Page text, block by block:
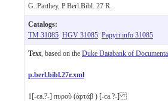
G. Parthey, P.Berl.Bibl. 27 R.
Catalogs:
TM 31085 HGV 31085 Papyri.info 31085
Text , based on the Duke Databank of
p.berl.bibl.27r.xml
1 [-ca.?-] πυροῦ (ἀρτάβ ) [-ca.?-]